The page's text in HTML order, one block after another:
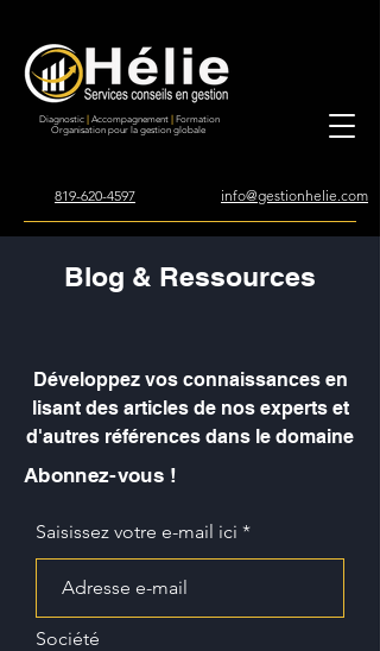
Diagnostic Accompagnement
Formation
Organisation pour la gestion globale
819-620-4597 info@gestionhelie.com
Blog & Ressources
Développez vos connaissances en
lisant des articles de nos experts et
d'autres références dans le domaine
Abonnez-vous !
Saisissez votre e-mail ici
Société